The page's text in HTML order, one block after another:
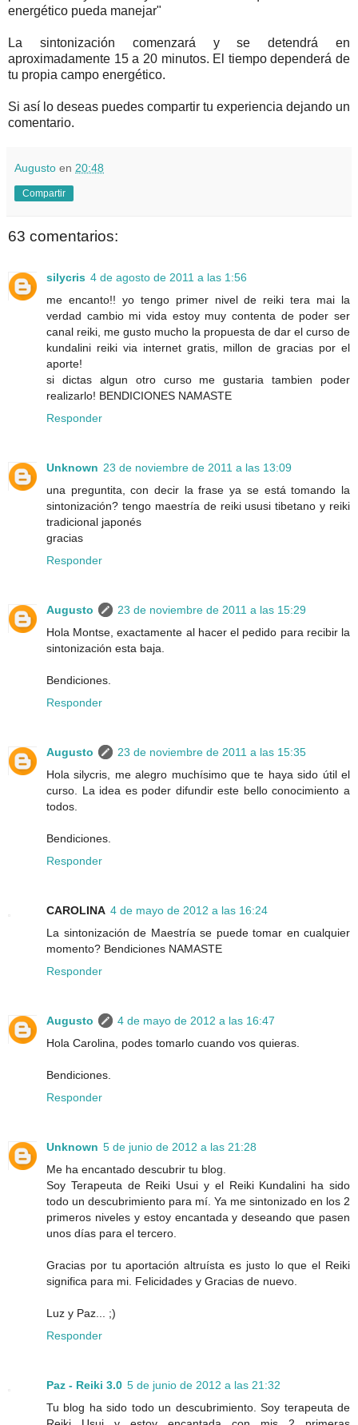
energético pueda manejar"
La sintonización comenzará y se detendrá en
aproximadamente 15 a 20 minutos. El tiempo dependerá de
tu propia campo energético.
Si así lo deseas puedes compartir tu experiencia dejando un
comentario.
Augusto en 20:48
Compartir
63 comentarios:
silycris 4 de agosto de 2011 a las 1:56
me encanto!! yo tengo primer nivel de reiki tera mai la
verdad cambio mi vida estoy muy contenta de poder ser
canal reiki, me gusto mucho la propuesta de dar el curso de
kundalini reiki via internet gratis, millon de gracias por el
aporte!
si dictas algun otro curso me gustaria tambien poder
realizarlo! BENDICIONES NAMASTE
Responder
Unknown 23 de noviembre de 2011 a las 13:09
una preguntita, con decir la frase ya se está tomando la
sintonización? tengo maestría de reiki ususi tibetano y reiki
tradicional japonés
gracias
Responder
Augusto
23 de noviembre de 2011 a las 15:29
Hola Montse, exactamente al hacer el pedido para recibir la
sintonización esta baja.
Bendiciones.
Responder
Augusto
23 de noviembre de 2011 a las 15:35
Hola silycris, me alegro muchísimo que te haya sido útil el
curso. La idea es poder difundir este bello conocimiento a
todos.
Bendiciones.
Responder
CAROLINA 4 de mayo de 2012 a las 16:24
La sintonización de Maestría se puede tomar en cualquier
momento? Bendiciones NAMASTE
Responder
Augusto
4 de mayo de 2012 a las 16:47
Hola Carolina, podes tomarlo cuando vos quieras.
Bendiciones.
Responder
Unknown 5 de junio de 2012 a las 21:28
Me ha encantado descubrir tu blog.
Soy Terapeuta de Reiki Usui y el Reiki Kundalini ha sido
todo un descubrimiento para mí. Ya me sintonizado en los 2
primeros niveles y estoy encantada y deseando que pasen
unos días para el tercero.
Gracias por tu aportación altruísta es justo lo que el Reiki
significa para mi. Felicidades y Gracias de nuevo.
Luz y Paz... ;)
Responder
Paz - Reiki 3.0 5 de junio de 2012 a las 21:32
Tu blog ha sido todo un descubrimiento. Soy terapeuta de